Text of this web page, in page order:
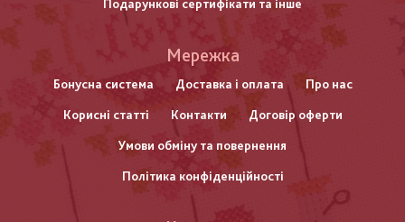
Подарункові сертифікати та інше
нижнього
колонтитулу
Мережка
Бонусна система Доставка і оплата Про нас
Корисні статті Контакти Договір оферти
Умови обміну та повернення
Політика конфіденційності